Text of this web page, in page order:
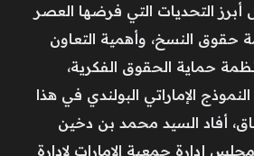
التحديات التي فرضها العصر
حقوق النسخ، وأهمية التعاون
حماية الحقوق الفكرية،
الإماراتي البولندي في هذا
أفاد السيد محمد بن دخين
إدارة جمعية الإمارات لإدارة